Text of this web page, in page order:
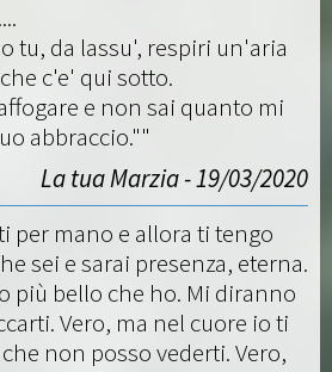
tu, da lassu', respiri un'aria
c'e' qui sotto.
e non sai quanto mi
abbraccio.""
La tua Marzia - 19/03/2020
per mano e allora ti tengo
sei e sarai presenza, eterna.
più bello che ho. Mi diranno
Vero, ma nel cuore io ti
non posso vederti. Vero,